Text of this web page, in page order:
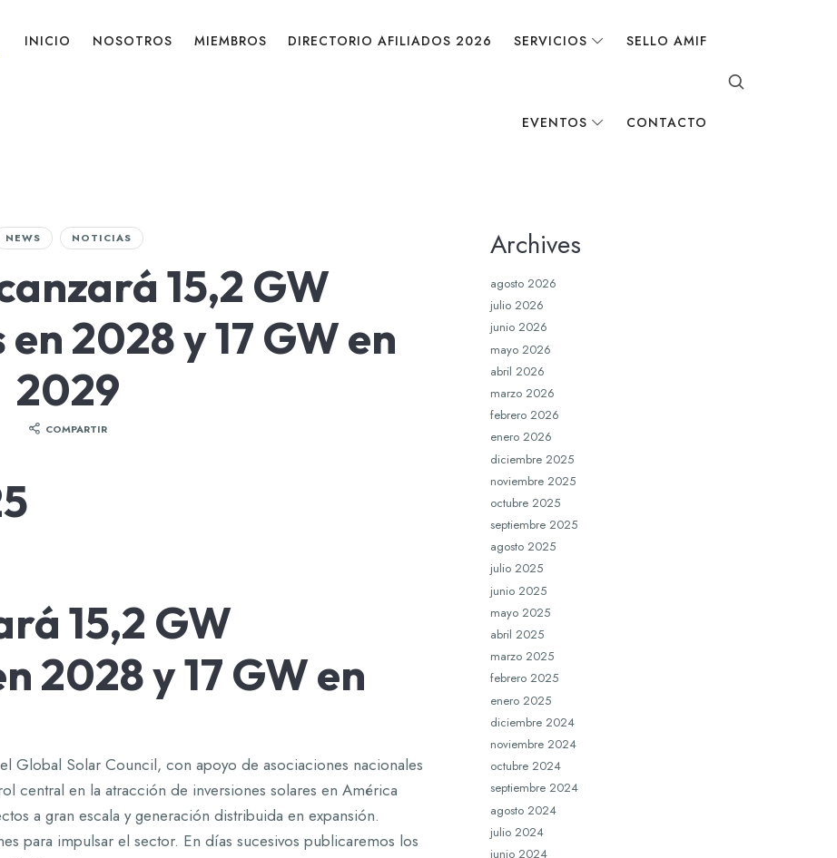
INICIO NOSOTROS MIEMBROS DIRECTORIO AFILIADOS 2026 SERVICIOS SELLO AMIF
EVENTOS CONTACTO
NEWS NOTICIAS
15,2 GW
2028 y 17 GW en
2029
COMPARTIR
15,2 GW
2028 y 17 GW en
Global Solar Council, con apoyo de asociaciones nacionales
central en la atracción de inversiones solares en América
a gran escala y generación distribuida en expansión.
para impulsar el sector. En días sucesivos publicaremos los
Archives
agosto 2026
julio 2026
junio 2026
mayo 2026
abril 2026
marzo 2026
febrero 2026
enero 2026
diciembre 2025
noviembre 2025
octubre 2025
septiembre 2025
agosto 2025
julio 2025
junio 2025
mayo 2025
abril 2025
marzo 2025
febrero 2025
enero 2025
diciembre 2024
noviembre 2024
octubre 2024
septiembre 2024
agosto 2024
julio 2024
junio 2024